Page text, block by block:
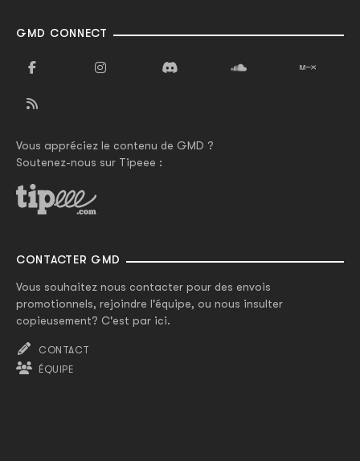
GMD CONNECT
Vous appréciez le contenu de GMD ?
Soutenez-nous sur Tipeee :
CONTACTER GMD
Vous souhaitez nous contacter pour des envois
promotionnels, rejoindre l'équipe, ou nous insulter
copieusement? C'est par ici.
CONTACT
ÉQUIPE